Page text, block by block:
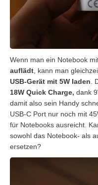
Wenn man ein Notebook
auflädt, kann man
USB-Gerät mit 5W laden.
18W Quick Charge, dank
damit also sein Handy
USB-C Port nur noch mit
für Notebooks ausreicht.
sowohl das Notebook- als
ersetzen?